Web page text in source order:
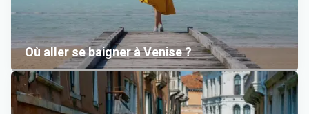
Où aller se baigner à Venise ?